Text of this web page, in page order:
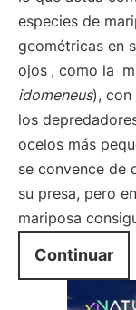
especies de
geométricas en
ojos , como la
idomeneus), con
los
ocelos más
se convence de
su presa, pero
mariposa
Continuar